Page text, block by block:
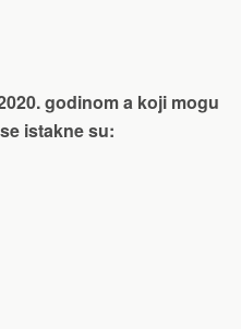
godinom a koji mogu
istakne su: